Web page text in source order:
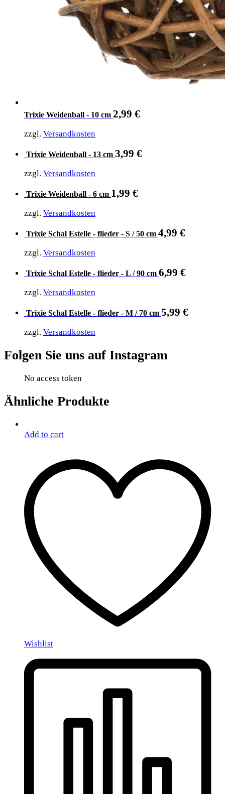
Trixie Weidenball - 10 cm 2,99 €
zzgl. Versandkosten
Trixie Weidenball - 13 cm 3,99 €
zzgl. Versandkosten
Trixie Weidenball - 6 cm 1,99 €
zzgl. Versandkosten
Trixie Schal Estelle - flieder - S / 50 cm 4,99 €
zzgl. Versandkosten
Trixie Schal Estelle - flieder - L / 90 cm 6,99 €
zzgl. Versandkosten
Trixie Schal Estelle - flieder - M / 70 cm 5,99 €
zzgl. Versandkosten
Folgen Sie uns auf Instagram
No access token
Ähnliche Produkte
Add to cart
Wishlist